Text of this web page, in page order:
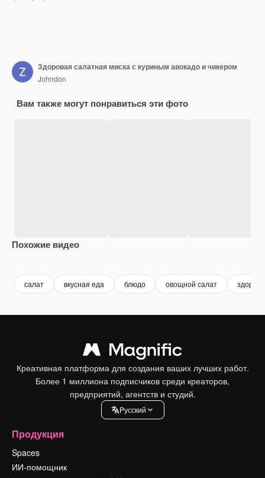
Здоровая салатная миска с куриным авокадо и чикером
Johndon
Вам также могут понравиться эти фото
Похожие видео
салат вкусная еда блюдо овощной салат
Креативная платформа для создания ваших лучших работ.
Более 1 миллиона подписчиков среди креаторов,
предприятий, агентств и студий.
Pусский
Продукция
Spaces
ИИ-помощник